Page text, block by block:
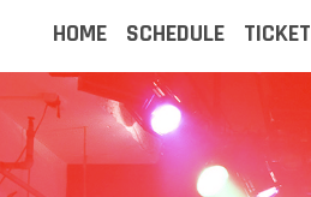
HOME SCHEDULE TICKET